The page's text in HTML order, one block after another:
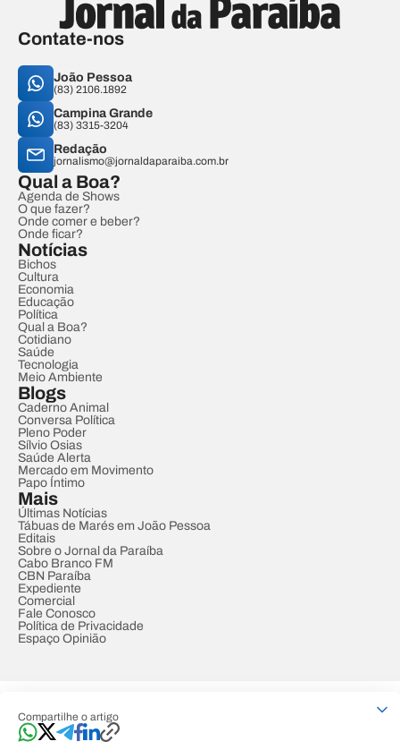
Compartilhe o artigo
Contate-nos
João Pessoa
(83) 2106.1892
Campina Grande
(83) 3315-3204
Redação
jornalismo@jornaldaparaiba.com.br
Qual a Boa?
Agenda de Shows
O que fazer?
Onde comer e beber?
Onde ficar?
Notícias
Bichos
Cultura
Economia
Educação
Política
Qual a Boa?
Cotidiano
Saúde
Tecnologia
Meio Ambiente
Blogs
Caderno Animal
Conversa Política
Pleno Poder
Sílvio Osias
Saúde Alerta
Mercado em Movimento
Papo Íntimo
Mais
Últimas Notícias
Tábuas de Marés em João Pessoa
Editais
Sobre o Jornal da Paraíba
Cabo Branco FM
CBN Paraíba
Expediente
Comercial
Fale Conosco
Política de Privacidade
Espaço Opinião
Developed by Designed by